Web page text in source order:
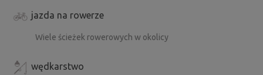
jazda na rowerze
Wiele ścieżek rowerowych w okolicy
wędkarstwo